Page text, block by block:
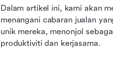
Dalam artikel ini, kami akan
menangani cabaran jualan
unik mereka, menonjol
produktiviti dan kerjasama.